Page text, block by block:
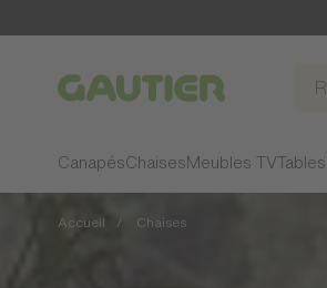
Gautier
CanapésChaises Meubles TVTables
Accueil Chaises